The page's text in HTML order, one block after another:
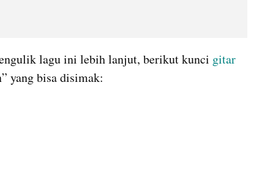
lagu ini lebih lanjut, berikut kunci
yang bisa disimak: